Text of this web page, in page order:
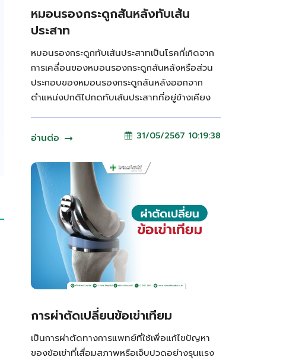
หมอนรองกระดูกสันหลังทับเส้น
ประสาท
หมอนรองกระดูกทับเส้นประสาทเป็นโรคที่เกิดจาก
การเคลื่อนของหมอนรองกระดูกสันหลังหรือส่วน
ประกอบของหมอนรองกระดูกสันหลังออกจาก
ตำแหน่งปกติไปกดทับเส้นประสาทที่อยู่ข้างเคียง
อ่านต่อ 31/05/2567 10:19:38
การผ่าตัดเปลี่ยนข้อเข่าเทียม
เป็นการผ่าตัดทางการแพทย์ที่ใช้เพื่อแก้ไขปัญหา
ของข้อเข่าที่เสื่อมสภาพหรือเจ็บปวดอย่างรุนแรง